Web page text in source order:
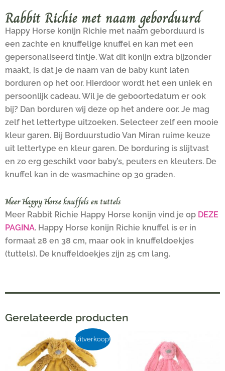
Rabbit Richie met naam geborduurd
Happy Horse konijn Richie met naam geborduurd is
een zachte en knuffelige knuffel en kan met een
gepersonaliseerd tintje. Wat dit konijn extra bijzonder
maakt, is dat je de naam van de baby kunt laten
borduren op het oor. Hierdoor wordt het een uniek en
persoonlijk cadeau. Wil je de geboortedatum er ook
bij? Dan borduren wij deze op het andere oor. Je mag
zelf het lettertype uitzoeken. Selecteer zelf een mooie
kleur garen. Bij Borduurstudio Van Miran ruime keuze
uit lettertype en kleur garen. De borduring is slijtvast
en zo erg geschikt voor baby’s, peuters en kleuters. De
knuffel kan in de wasmachine op 30 graden.
Meer Happy Horse knuffels en tuttels
Meer Rabbit Richie Happy Horse konijn vind je op DEZE
PAGINA. Happy Horse konijn Richie knuffel is er in
formaat 28 en 38 cm, maar ook in knuffeldoekjes
(tuttels). De knuffeldoekjes zijn 25 cm lang.
Gerelateerde producten
Uitverkoop!
Oorspronkelijke
prijs
was:
Huidige
prijs
is: